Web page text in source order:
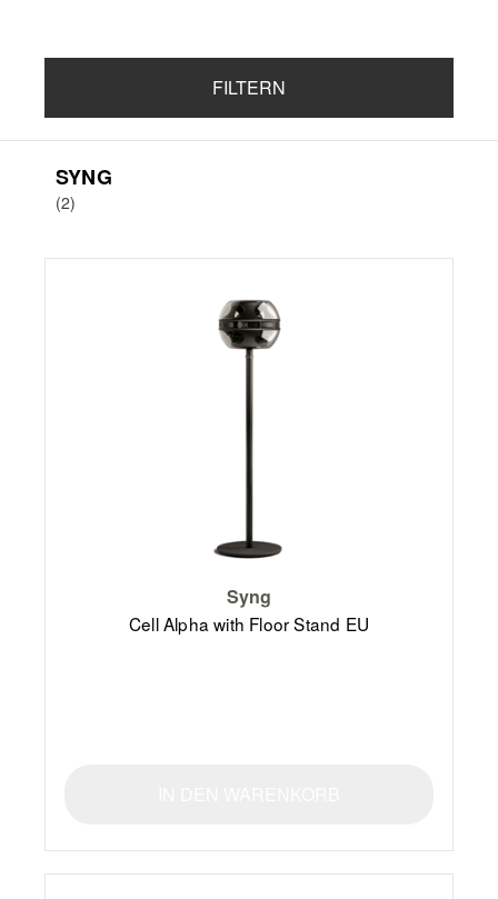
FILTERN
SYNG
(2)
Syng
Cell Alpha with Floor Stand EU